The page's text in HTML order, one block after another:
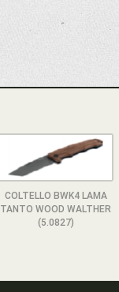
COLTELLO BWK4 LAMA
TANTO WOOD WALTHER
(5.0827)